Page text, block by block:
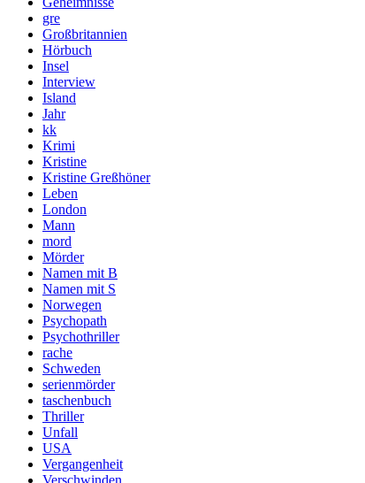
gre
Großbritannien
Hörbuch
Insel
Interview
Island
Jahr
kk
Krimi
Kristine
Kristine Greßhöner
Leben
London
Mann
mord
Mörder
Namen mit B
Namen mit S
Norwegen
Psychopath
Psychothriller
rache
Schweden
serienmörder
taschenbuch
Thriller
Unfall
USA
Vergangenheit
Verschwinden